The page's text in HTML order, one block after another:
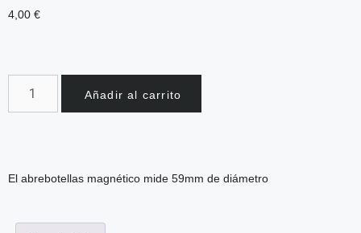
4,00 €
Añadir al carrito
El abrebotellas magnético mide 59mm de diámetro